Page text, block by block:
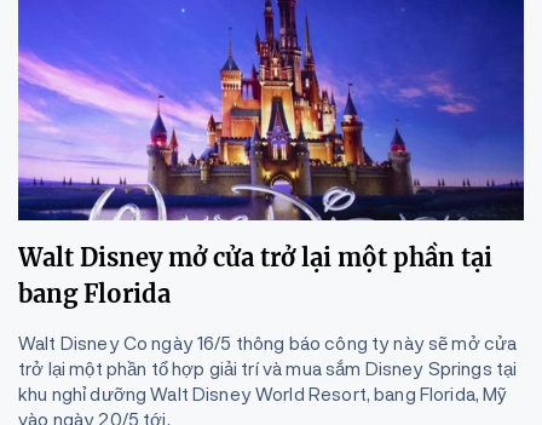
Walt Disney mở cửa trở lại một phần tại
bang Florida
Walt Disney Co ngày 16/5 thông báo công ty này sẽ mở cửa
trở lại một phần tổ hợp giải trí và mua sắm Disney Springs tại
khu nghỉ dưỡng Walt Disney World Resort, bang Florida, Mỹ
vào ngày 20/5 tới.